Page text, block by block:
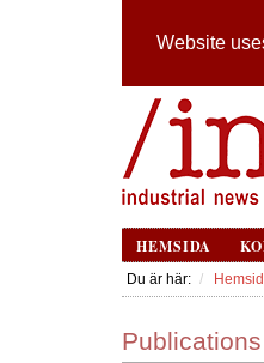
Website
HEMSIDA
Du är här:
Publications